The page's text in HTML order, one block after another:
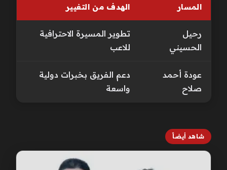
المسار الهدف من التغيير
رحيل
الحسيني
تطوير المسيرة الاحترافية
للاعب
عودة أحمد
صلاح
دعم الفريق بخبرات دولية
واسعة
شاهد أيضاً